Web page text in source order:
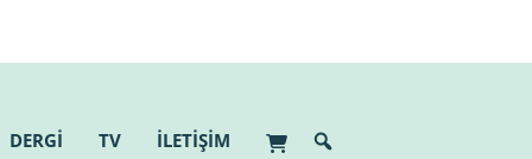
DERGİ TV İLETİŞİM